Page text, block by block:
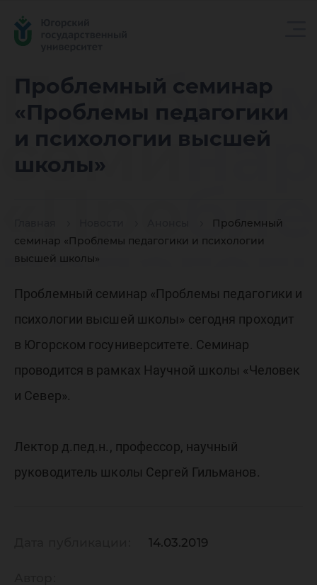
Проблемный семинар
«Проблемы педагогики
и психологии высшей
школы»
Проблемный
семинар «Проблемы педагогики и психологии
высшей школы»
семинар
и
высшей
школы»
Проблемный семинар «Проблемы педагогики и
психологии высшей школы» сегодня проходит
в Югорском госуниверситете. Семинар
проводится в рамках Научной школы «Человек
и Север».
Лектор д.пед.н., профессор, научный
руководитель школы Сергей Гильманов.
14.03.2019